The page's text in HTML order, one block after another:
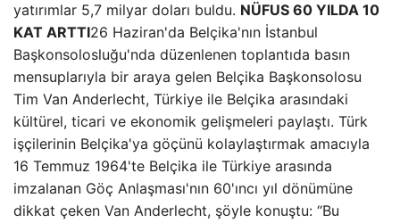
yatırımlar 5,7 milyar doları buldu. NÜFUS 60 YILDA 10
KAT ARTTI26 Haziran'da Belçika'nın İstanbul
Başkonsolosluğu'nda düzenlenen toplantıda basın
mensuplarıyla bir araya gelen Belçika Başkonsolosu
Tim Van Anderlecht, Türkiye ile Belçika arasındaki
kültürel, ticari ve ekonomik gelişmeleri paylaştı. Türk
işçilerinin Belçika'ya göçünü kolaylaştırmak amacıyla
16 Temmuz 1964'te Belçika ile Türkiye arasında
imzalanan Göç Anlaşması'nın 60'ıncı yıl dönümüne
dikkat çeken Van Anderlecht, şöyle konuştu: “Bu